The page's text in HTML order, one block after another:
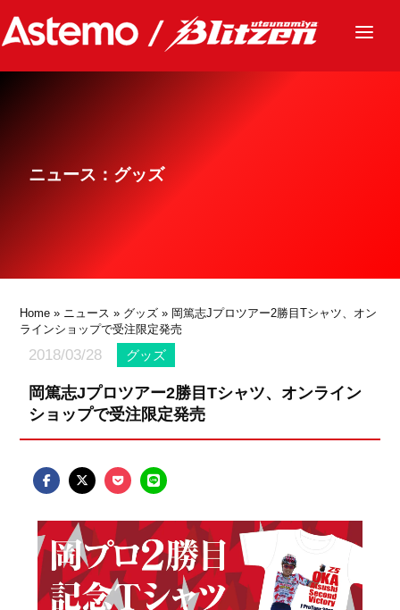
ニュース
グッズ
ニュース：グッズ
Home » ニュース » グッズ » 岡篤志Jプロツアー2勝目Tシャツ、オン
ラインショップで受注限定発売
2018/03/28 グッズ
岡篤志Jプロツアー2勝目Tシャツ、オンライン
ショップで受注限定発売